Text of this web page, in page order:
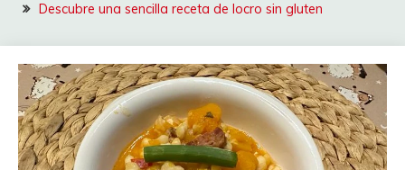
Descubre una sencilla receta de locro sin gluten